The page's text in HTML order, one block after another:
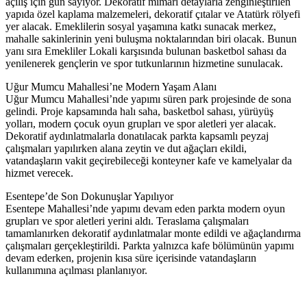
yapıda özel kaplama malzemeleri, dekoratif çıtalar ve Atatürk rölyefi
yer alacak. Emeklilerin sosyal yaşamına katkı sunacak merkez,
mahalle sakinlerinin yeni buluşma noktalarından biri olacak. Bunun
yanı sıra Emekliler Lokali karşısında bulunan basketbol sahası da
yenilenerek gençlerin ve spor tutkunlarının hizmetine sunulacak.
Uğur Mumcu Mahallesi’ne Modern Yaşam Alanı
Uğur Mumcu Mahallesi’nde yapımı süren park projesinde de sona
gelindi. Proje kapsamında halı saha, basketbol sahası, yürüyüş
yolları, modern çocuk oyun grupları ve spor aletleri yer alacak.
Dekoratif aydınlatmalarla donatılacak parkta kapsamlı peyzaj
çalışmaları yapılırken alana zeytin ve dut ağaçları ekildi,
vatandaşların vakit geçirebileceği konteyner kafe ve kamelyalar da
hizmet verecek.
Esentepe’de Son Dokunuşlar Yapılıyor
Esentepe Mahallesi’nde yapımı devam eden parkta modern oyun
grupları ve spor aletleri yerini aldı. Teraslama çalışmaları
tamamlanırken dekoratif aydınlatmalar monte edildi ve ağaçlandırma
çalışmaları gerçekleştirildi. Parkta yalnızca kafe bölümünün yapımı
devam ederken, projenin kısa süre içerisinde vatandaşların
kullanımına açılması planlanıyor.